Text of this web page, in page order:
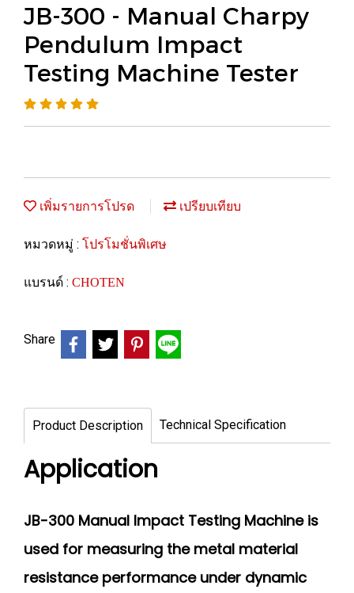
JB-300 - Manual Charpy
Pendulum Impact
Testing Machine Tester
เพิ่มรายการโปรด เปรียบเทียบ
หมวดหมู่ : โปรโมชั่นพิเศษ
แบรนด์ : CHOTEN
Share
Product Description Technical Specification
Application
JB-300 Manual Impact Testing Machine is
used for measuring the metal material
resistance performance under dynamic